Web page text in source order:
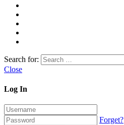
Search for:
Close
Log In
Forget?